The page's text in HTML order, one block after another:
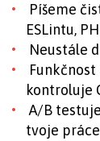
Píšeme
ESLintu,
Neustále
kontroluje
A/B
tvoje